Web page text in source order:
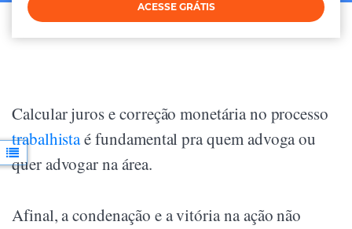
ACESSE GRÁTIS
Calcular juros e correção monetária no processo
trabalhistaé fundamental pra quem advoga ou
quer advogar na área.
Afinal, a condenação e a vitória na ação não